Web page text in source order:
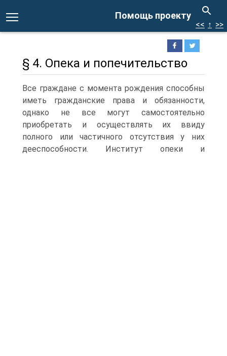
Помощь проекту
<< ↑ >>
§ 4. Опека и попечительство
Все граждане с момента рождения способны
иметь гражданские права и обязанности,
однако не все могут самостоятельно
приобретать и осуществлять их ввиду
полного или частичного отсутствия у них
дееспособности. Институт опеки и